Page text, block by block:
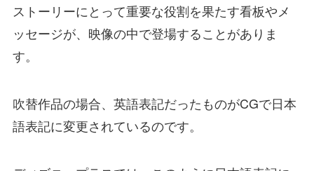
ストーリーにとって重要な役割を果たす看板やメ
ッセージが、映像の中で登場することがありま
す。
吹替作品の場合、英語表記だったものがCGで日本
語表記に変更されているのです。